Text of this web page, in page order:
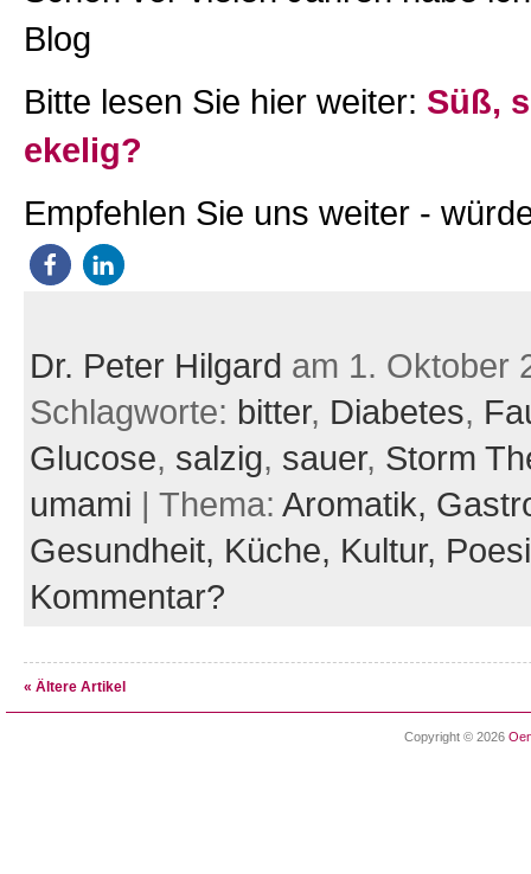
Blog
Bitte lesen Sie hier weiter: Süß,
ekelig?
Empfehlen Sie uns weiter -
Dr. Peter Hilgard am 1. Oktober
Schlagworte: bitter, Diabetes,
Glucose, salzig, sauer, Storm
umami | Thema: Aromatik,
Gesundheit, Küche, Kultur,
Kommentar?
« Ältere Artikel
Copyright © 2026